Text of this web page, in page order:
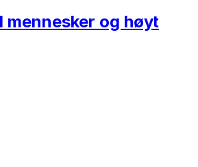
mennesker og høyt